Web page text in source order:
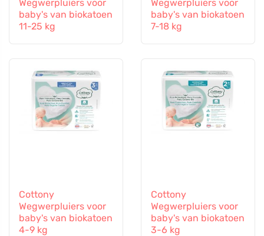
Wegwerpluiers voor
baby's van biokatoen
11-25 kg
Wegwerpluiers voor
baby's van biokatoen
7-18 kg
Cottony
Wegwerpluiers voor
baby's van biokatoen
4-9 kg
Cottony
Wegwerpluiers voor
baby's van biokatoen
3-6 kg